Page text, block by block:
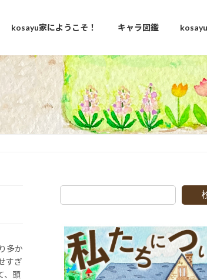
kosayu家にようこそ！ キャラ図鑑
多か
すぎ
、頭